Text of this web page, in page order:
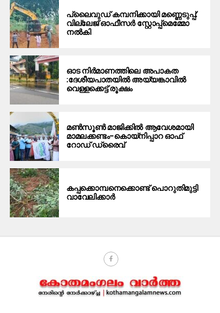
പ്ലൈവുഡ് കമ്പനിക്കായി മണ്ണെടുപ്പ്:
വില്ലേജ് ഓഫീസർ സ്റ്റോപ്പ്മെമ്മോ
നൽകി
ഓട നിർമാണത്തിലെ അപാകത
:ദേശീയപാതയിൽ അയ്യങ്കാവിൽ
വെള്ളക്കെട്ട് രൂക്ഷം
മൺസൂൺ മാജിക്കിൽ ആവേശമായി
മാമലക്കണ്ടം–കൊയ്‌നിപ്പാറ ഓഫ്
റോഡ് ഡ്രൈവ്
കപ്പക്കൊമ്പനെക്കൊണ്ട് പൊറുതിമുട്ടി
വാവേലിക്കാർ